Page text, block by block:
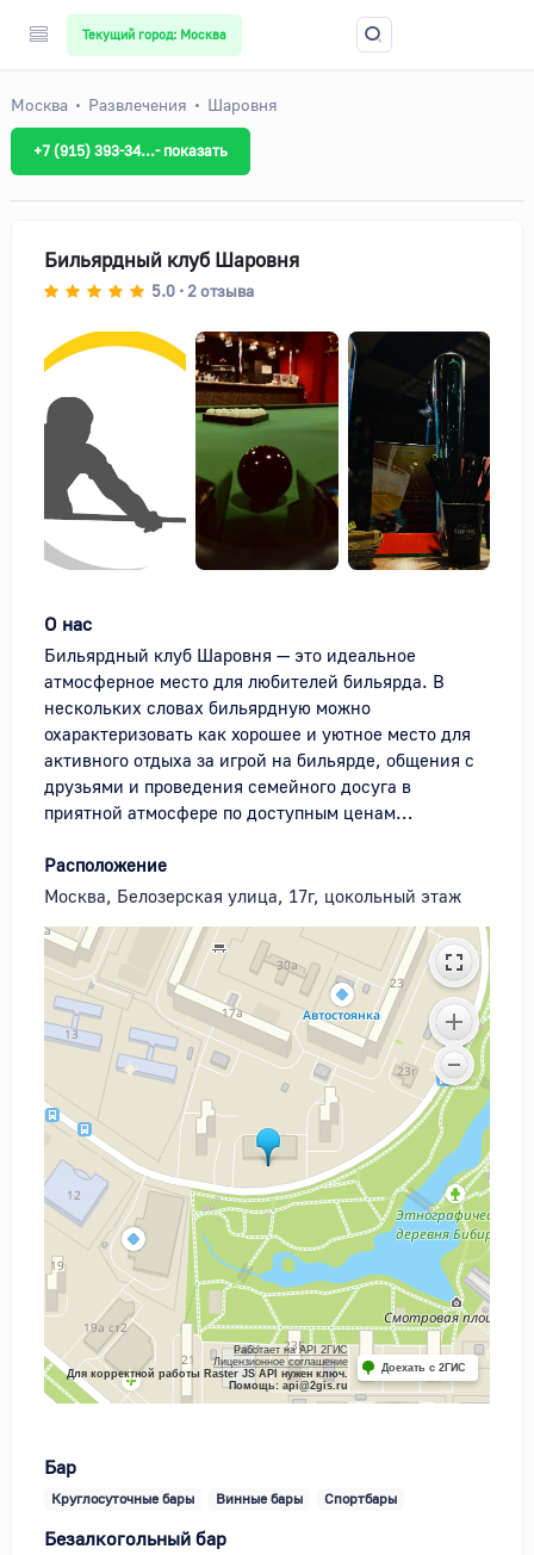
Текущий город: Москва
Москва Развлечения Шаровня
+7 (915) 393-34...- показать
Бильярдный клуб Шаровня
5.0 • 2отзыва
О нас
Бильярдный клуб Шаровня — это идеальное
атмосферное место для любителей бильярда. В
нескольких словах бильярдную можно
охарактеризовать как хорошее и уютное место для
активного отдыха за игрой на бильярде, общения с
друзьями и проведения семейного досуга в
приятной атмосфере по доступным ценам…
Расположение
Москва, Белозерская улица, 17г, цокольный этаж
Работает на API 2ГИС
Лицензионное соглашение
Для корректной работы Raster JS API нужен ключ.
Помощь: api@2gis.ru
Доехать с 2ГИС
Бар
Круглосуточные бары Винные бары Спортбары
Безалкогольный бар